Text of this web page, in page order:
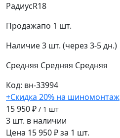
РадиусR18
Продажапо 1 шт.
Наличие3 шт. (через 3-5 дн.)
Средняя Средняя Средняя
Код: вн-33994
+Скидка 20% на шиномонтаж
15 950 ₽ / 1 шт
3 шт. в наличии
Цена 15 950 ₽ за 1 шт.